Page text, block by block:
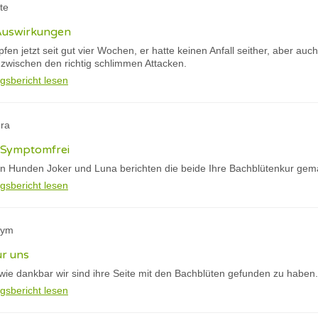
jetzt seit gut vier Wochen, er hatte keinen Anfall seither, aber
den richtig schlimmen Attacken.
lesen
Hunden Joker und Luna berichten die beide Ihre Bachblütenkur
lesen
uns
dankbar wir sind ihre Seite mit den Bachblüten gefunden zu haben.
lesen